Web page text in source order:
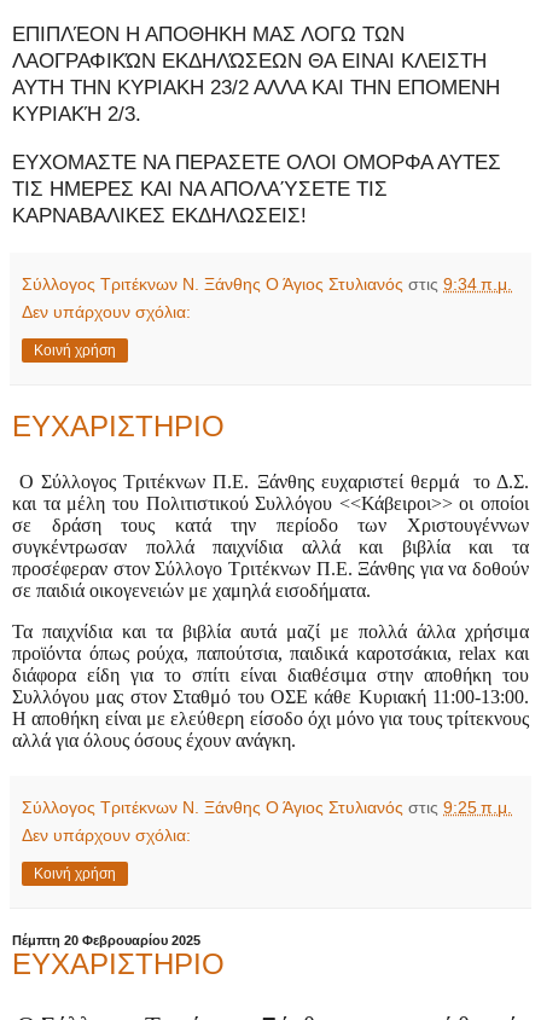
ΕΠΙΠΛΈΟΝ Η ΑΠΟΘΗΚΗ ΜΑΣ ΛΟΓΩ ΤΩΝ
ΛΑΟΓΡΑΦΙΚΏΝ ΕΚΔΗΛΏΣΕΩΝ ΘΑ ΕΙΝΑΙ ΚΛΕΙΣΤΗ
ΑΥΤΗ ΤΗΝ ΚΥΡΙΑΚΗ 23/2 ΑΛΛΑ ΚΑΙ ΤΗΝ ΕΠΟΜΕΝΗ
ΚΥΡΙΑΚΉ 2/3.
ΕΥΧΟΜΑΣΤΕ ΝΑ ΠΕΡΑΣΕΤΕ ΟΛΟΙ ΟΜΟΡΦΑ ΑΥΤΕΣ
ΤΙΣ ΗΜΕΡΕΣ ΚΑΙ ΝΑ ΑΠΟΛΑΎΣΕΤΕ ΤΙΣ
ΚΑΡΝΑΒΑΛΙΚΕΣ ΕΚΔΗΛΩΣΕΙΣ!
Σύλλογος Τριτέκνων Ν. Ξάνθης Ο Άγιος Στυλιανός στις 9:34 π.μ.
Δεν υπάρχουν σχόλια:
Κοινή χρήση
ΕΥΧΑΡΙΣΤΗΡΙΟ
Ο Σύλλογος Τριτέκνων Π.Ε. Ξάνθης ευχαριστεί θερμά
το Δ.Σ.
και τα μέλη του Πολιτιστικού Συλλόγου <<Κάβειροι>> οι οποίοι
σε δράση τους κατά την περίοδο των Χριστουγέννων
συγκέντρωσαν πολλά παιχνίδια αλλά και βιβλία και τα
προσέφεραν στον Σύλλογο Τριτέκνων Π.Ε. Ξάνθης για να δοθούν
σε παιδιά οικογενειών με χαμηλά εισοδήματα.
Τα παιχνίδια και τα βιβλία αυτά μαζί με πολλά άλλα χρήσιμα
προϊόντα όπως ρούχα, παπούτσια, παιδικά καροτσάκια,relax και
διάφορα είδη για το σπίτι είναι διαθέσιμα στην αποθήκη του
Συλλόγου μας στον Σταθμό του ΟΣΕ κάθε Κυριακή 11:00-13:00.
Η αποθήκη είναι με ελεύθερη είσοδο όχι μόνο για τους τρίτεκνους
αλλά για όλους όσους έχουν ανάγκη.
Σύλλογος Τριτέκνων Ν. Ξάνθης Ο Άγιος Στυλιανός στις 9:25 π.μ.
Δεν υπάρχουν σχόλια:
Κοινή χρήση
Πέμπτη 20 Φεβρουαρίου 2025
ΕΥΧΑΡΙΣΤΗΡΙΟ